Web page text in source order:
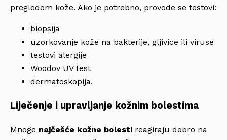
pregledom kože. Ako je potrebno, provode se testovi:
biopsija
uzorkovanje kože na bakterije, gljivice ili viruse
testovi alergije
Woodov UV test
dermatoskopija.
Liječenje i upravljanje kožnim bolestima
Mnoge najčešće kožne bolesti reagiraju dobro na